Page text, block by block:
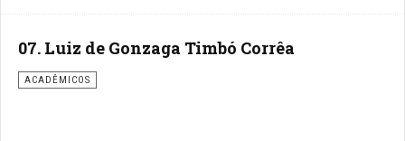
07. Luiz de Gonzaga Timbó Corrêa
ACADÊMICOS